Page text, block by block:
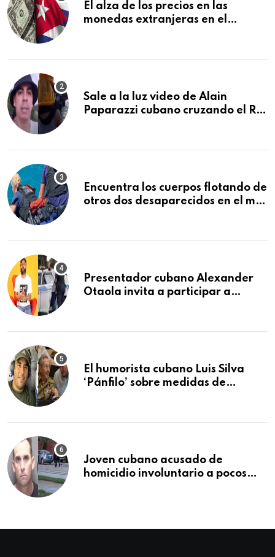
El alza de los precios en las
monedas extranjeras en el
Sale a la luz video de Alain
Paparazzi cubano cruzando el Río
Encuentra los cuerpos flotando de
otros dos desaparecidos en el mar
Presentador cubano Alexander
Otaola invita a participar a
que lo detuvo durante una
El humorista cubano Luis Silva
‘Pánfilo’ sobre medidas de
Joven cubano acusado de
homicidio involuntario a pocos